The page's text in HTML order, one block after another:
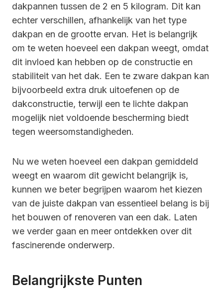
dakpannen tussen de 2 en 5 kilogram. Dit kan
echter verschillen, afhankelijk van het type
dakpan en de grootte ervan. Het is belangrijk
om te weten hoeveel een dakpan weegt, omdat
dit invloed kan hebben op de constructie en
stabiliteit van het dak. Een te zware dakpan kan
bijvoorbeeld extra druk uitoefenen op de
dakconstructie, terwijl een te lichte dakpan
mogelijk niet voldoende bescherming biedt
tegen weersomstandigheden.
Nu we weten hoeveel een dakpan gemiddeld
weegt en waarom dit gewicht belangrijk is,
kunnen we beter begrijpen waarom het kiezen
van de juiste dakpan van essentieel belang is bij
het bouwen of renoveren van een dak. Laten
we verder gaan en meer ontdekken over dit
fascinerende onderwerp.
Belangrijkste Punten